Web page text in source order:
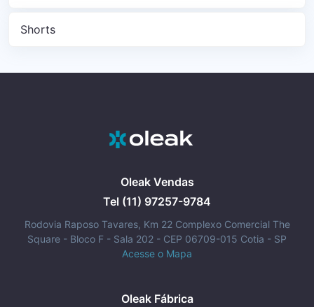
Shorts
Oleak Vendas
Tel (11) 97257-9784
Rodovia Raposo Tavares, Km 22 Complexo Comercial The
Square - Bloco F - Sala 202 - CEP 06709-015 Cotia - SP
Acesse o Mapa
Oleak Fábrica